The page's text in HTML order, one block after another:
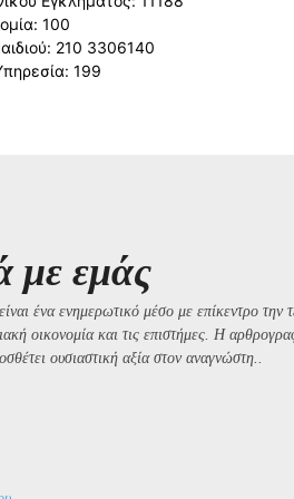
100
210 3306140
199
με εμάς
ένα ενημερωτικό μέσο με επίκεντρο την
οικονομία και τις επιστήμες. Η
ουσιαστική αξία στον αναγνώστη..